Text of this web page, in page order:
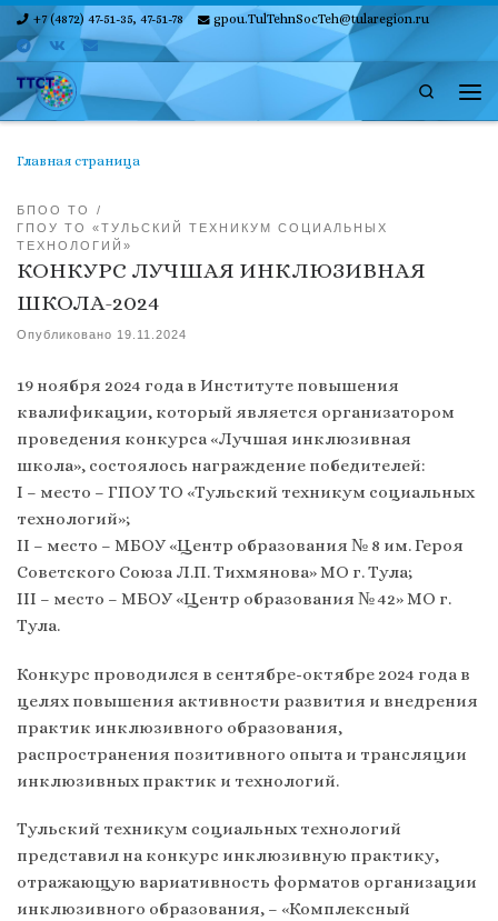
Skip to content
+7 (4872) 47-51-35, 47-51-78 gpou.TulTehnSocTeh@tularegion.ru
Search
Главная страница
БПОО ТО
ГПОУ ТО «ТУЛЬСКИЙ ТЕХНИКУМ СОЦИАЛЬНЫХ
ТЕХНОЛОГИЙ»
КОНКУРС ЛУЧШАЯ ИНКЛЮЗИВНАЯ
ШКОЛА-2024
Опубликовано 19.11.2024
19 ноября 2024 года в Институте повышения
квалификации, который является организатором
проведения конкурса «Лучшая инклюзивная
школа», состоялось награждение победителей:
I – место – ГПОУ ТО «Тульский техникум социальных
технологий»;
II – место – МБОУ «Центр образования № 8 им. Героя
Советского Союза Л.П. Тихмянова» МО г. Тула;
III – место – МБОУ «Центр образования № 42» МО г.
Тула.
Конкурс проводился в сентябре-октябре 2024 года в
целях повышения активности развития и внедрения
практик инклюзивного образования,
распространения позитивного опыта и трансляции
инклюзивных практик и технологий.
Тульский техникум социальных технологий
представил на конкурс инклюзивную практику,
отражающую вариативность форматов организации
инклюзивного образования, – «Комплексный